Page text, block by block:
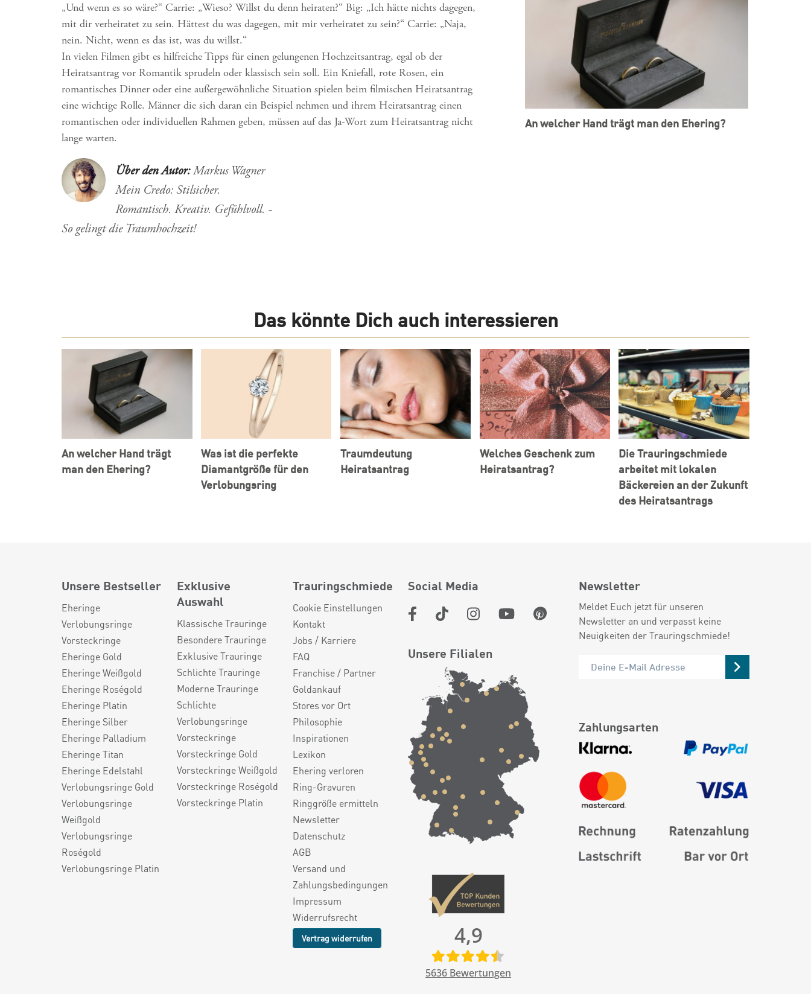
„Und wenn es so wäre?“ Carrie: „Wieso? Willst du denn heiraten?“ Big: „Ich hätte nichts dagegen,
mit dir verheiratet zu sein. Hättest du was dagegen, mit mir verheiratet zu sein?“ Carrie: „Naja,
nein. Nicht, wenn es das ist, was du willst.“
In vielen Filmen gibt es hilfreiche Tipps für einen gelungenen Hochzeitsantrag, egal ob der
Heiratsantrag vor Romantik sprudeln oder klassisch sein soll. Ein Kniefall, rote Rosen, ein
romantisches Dinner oder eine außergewöhnliche Situation spielen beim filmischen Heiratsantrag
eine wichtige Rolle. Männer die sich daran ein Beispiel nehmen und ihrem Heiratsantrag einen
romantischen oder individuellen Rahmen geben, müssen auf das Ja-Wort zum Heiratsantrag nicht
lange warten.
Über den Autor:Markus Wagner
Mein Credo: Stilsicher.
Romantisch. Kreativ. Gefühlvoll. -
So gelingt die Traumhochzeit!
An welcher Hand trägt man den Ehering?
Das könnte Dich auch interessieren
An welcher Hand trägt
man den Ehering?
Was ist die perfekte
Diamantgröße für den
Verlobungsring
Traumdeutung
Heiratsantrag
Welches Geschenk zum
Heiratsantrag?
Die Trauringschmiede
arbeitet mit lokalen
Bäckereien an der Zukunft
des Heiratsantrags
Unsere Bestseller
Eheringe
Verlobungsringe
Vorsteckringe
Eheringe Gold
Eheringe Weißgold
Eheringe Roségold
Eheringe Platin
Eheringe Silber
Eheringe Palladium
Eheringe Titan
Eheringe Edelstahl
Verlobungsringe Gold
Verlobungsringe
Weißgold
Verlobungsringe
Roségold
Verlobungsringe Platin
Exklusive
Auswahl
Klassische Trauringe
Besondere Trauringe
Exklusive Trauringe
Schlichte Trauringe
Moderne Trauringe
Schlichte
Verlobungsringe
Vorsteckringe
Vorsteckringe Gold
Vorsteckringe Weißgold
Vorsteckringe Roségold
Vorsteckringe Platin
Trauringschmiede
Cookie Einstellungen
Kontakt
Jobs / Karriere
FAQ
Franchise / Partner
Goldankauf
Stores vor Ort
Philosophie
Inspirationen
Lexikon
Ehering verloren
Ring-Gravuren
Ringgröße ermitteln
Newsletter
Datenschutz
AGB
Versand und
Zahlungsbedingungen
Impressum
Widerrufsrecht
Vertrag widerrufen
Social Media
Unsere Filialen
4,9
5636 Bewertungen
Newsletter
Meldet Euch jetzt für unseren
Newsletter an und verpasst keine
Neuigkeiten der Trauringschmiede!
Zahlungsarten